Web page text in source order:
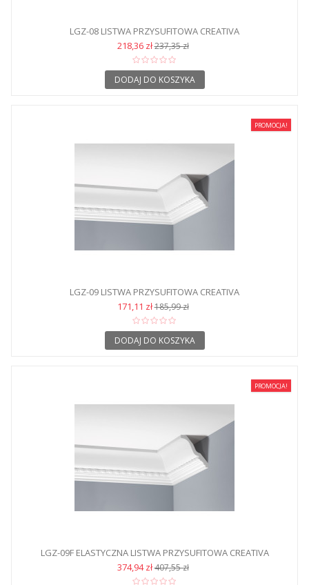
LGZ-08 LISTWA PRZYSUFITOWA CREATIVA
218,36 zł237,35 zł
DODAJ DO KOSZYKA
PROMOCJA!
LGZ-09 LISTWA PRZYSUFITOWA CREATIVA
171,11 zł185,99 zł
DODAJ DO KOSZYKA
PROMOCJA!
LGZ-09F ELASTYCZNA LISTWA PRZYSUFITOWA CREATIVA
374,94 zł407,55 zł